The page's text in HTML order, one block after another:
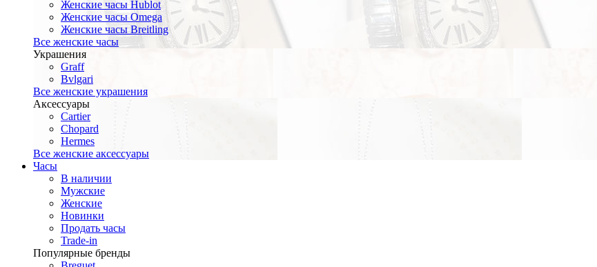
Женские часы Hublot
Женские часы Omega
Женские часы Breitling
Все женские часы
Украшения
Graff
Bvlgari
Все женские украшения
Аксессуары
Cartier
Chopard
Hermes
Все женские аксессуары
Часы
В наличии
Мужские
Женские
Новинки
Продать часы
Trade-in
Популярные бренды